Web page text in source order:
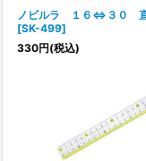
ノビルラ １６⇔３０
[SK-499]
330円(税込)